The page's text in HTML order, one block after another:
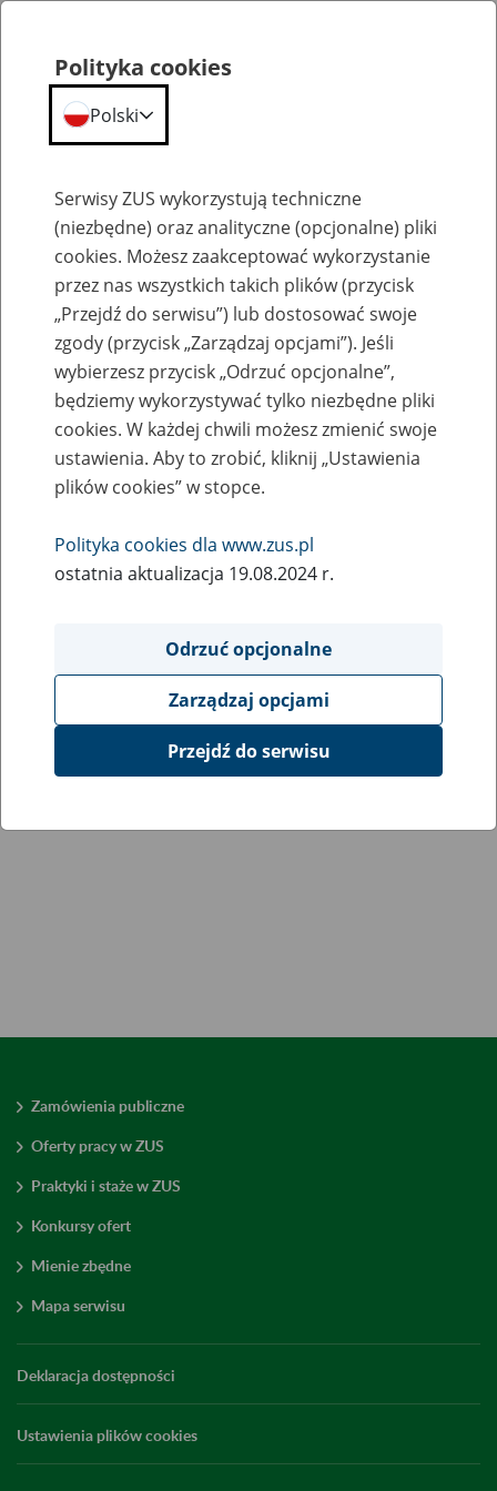
Przepraszamy,
podana strona nie została znaleziona.
Błąd 404
Przejdź do strony głównej
Zamówienia publiczne
Oferty pracy w ZUS
Praktyki i staże w ZUS
Konkursy ofert
Mienie zbędne
Mapa serwisu
Deklaracja dostępności
Ustawienia plików cookies
Polityka cookies
Polski
Serwisy ZUS wykorzystują techniczne
(niezbędne) oraz analityczne (opcjonalne) pliki
cookies. Możesz zaakceptować wykorzystanie
przez nas wszystkich takich plików (przycisk
„Przejdź do serwisu”) lub dostosować swoje
zgody (przycisk „Zarządzaj opcjami”). Jeśli
wybierzesz przycisk „Odrzuć opcjonalne”,
będziemy wykorzystywać tylko niezbędne pliki
cookies. W każdej chwili możesz zmienić swoje
ustawienia. Aby to zrobić, kliknij „Ustawienia
plików cookies” w stopce.
Polityka cookies dla www.zus.pl
ostatnia aktualizacja 19.08.2024 r.
Odrzuć opcjonalne
Zarządzaj opcjami
Przejdź do serwisu